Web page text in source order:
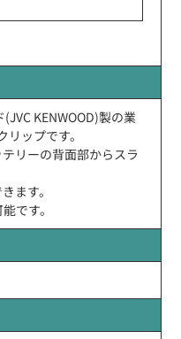
KENWOOD)製の業
ップです。
リーの背面部からスラ
ます。
です。